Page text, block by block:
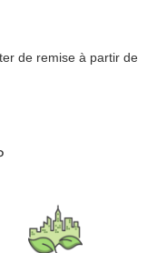
de remise à partir de